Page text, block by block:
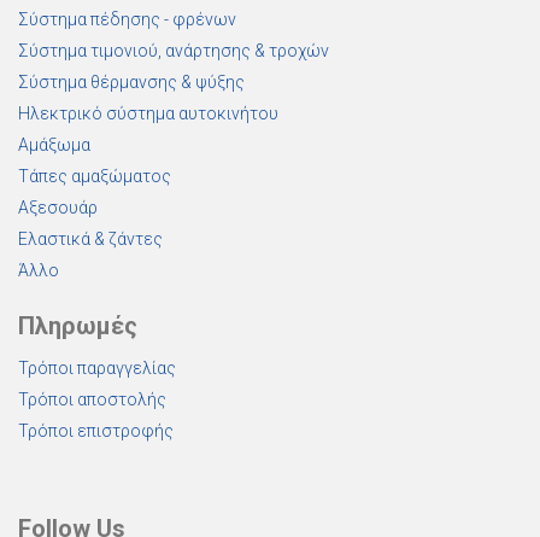
Σύστημα πέδησης - φρένων
Σύστημα τιμονιού, ανάρτησης & τροχών
Σύστημα θέρμανσης & ψύξης
Ηλεκτρικό σύστημα αυτοκινήτου
Αμάξωμα
Τάπες αμαξώματος
Αξεσουάρ
Ελαστικά & ζάντες
Άλλο
Πληρωμές
Τρόποι παραγγελίας
Τρόποι αποστολής
Τρόποι επιστροφής
Follow Us